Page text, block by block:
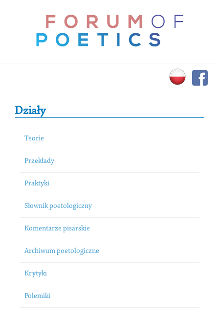
Primary Sidebar
Działy
Teorie
Przekłady
Praktyki
Słownik poetologiczny
Komentarze pisarskie
Archiwum poetologiczne
Krytyki
Polemiki